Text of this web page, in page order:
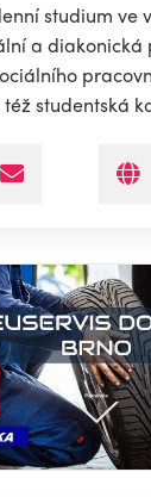
studium ve
a
studentská